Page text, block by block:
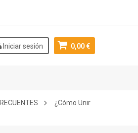
0,00 €
Iniciar sesión
¿Cómo Unir